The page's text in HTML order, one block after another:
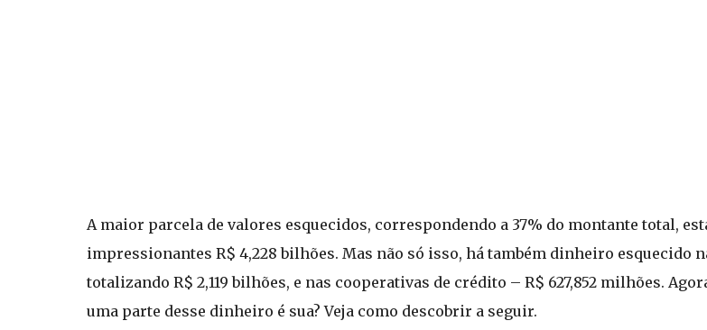
A maior parcela de valores esquecidos, correspondendo a 37% do montante total,
impressionantes R$ 4,228 bilhões. Mas não só isso, há também dinheiro esquecido
totalizando R$ 2,119 bilhões, e nas cooperativas de crédito – R$ 627,852 milhões.
uma parte desse dinheiro é sua? Veja como descobrir a seguir.